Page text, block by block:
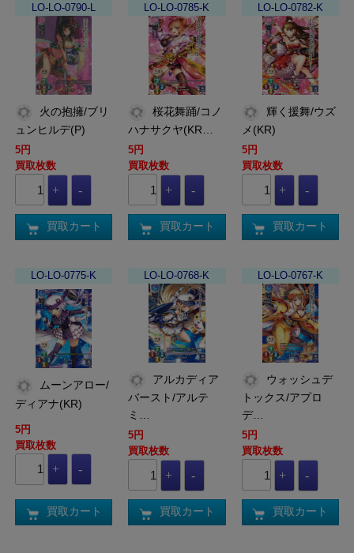
LO-LO-0790-L
ュンヒルデ(P)
5円
買取枚数
買取カート
LO-LO-0785-K
桜花舞踊/コノ
ハナサクヤ(KR…
5円
買取枚数
買取カート
LO-LO-0782-K
メ(KR)
5円
買取枚数
買取カート
LO-LO-0775-K
ディアナ(KR)
5円
買取枚数
買取カート
LO-LO-0768-K
バースト/アルテ
ミ…
5円
買取枚数
買取カート
LO-LO-0767-K
トックス/アプロ
デ…
5円
買取枚数
買取カート